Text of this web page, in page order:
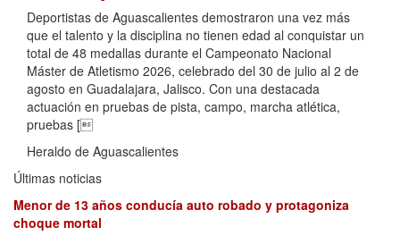
Deportistas de Aguascalientes demostraron una vez más
que el talento y la disciplina no tienen edad al conquistar un
total de 48 medallas durante el Campeonato Nacional
Máster de Atletismo 2026, celebrado del 30 de julio al 2 de
agosto en Guadalajara, Jalisco. Con una destacada
actuación en pruebas de pista, campo, marcha atlética,
pruebas [
Heraldo de Aguascalientes
Últimas noticias
Menor de 13 años conducía auto robado y protagoniza
choque mortal